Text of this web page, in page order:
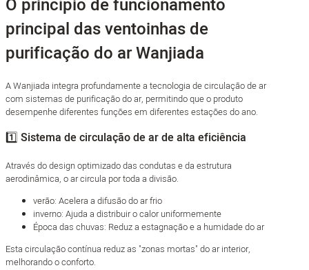
O princípio de funcionamento
principal das ventoinhas de
purificação do ar Wanjiada
A Wanjiada integra profundamente a tecnologia de circulação de ar
com sistemas de purificação do ar, permitindo que o produto
desempenhe diferentes funções em diferentes estações do ano.
1️⃣ Sistema de circulação de ar de alta eficiência
Através do design optimizado das condutas e da estrutura
aerodinâmica, o ar circula por toda a divisão.
verão: Acelera a difusão do ar frio
inverno: Ajuda a distribuir o calor uniformemente
Época das chuvas: Reduz a estagnação e a humidade do ar
Esta circulação contínua reduz as "zonas mortas" do ar interior,
melhorando o conforto.